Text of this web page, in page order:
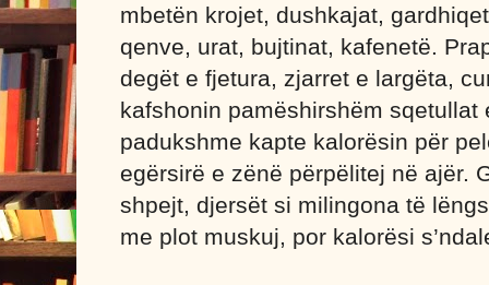
mbetën krojet, dushkajat,
qenve, urat, bujtinat, kafenetë.
degët e fjetura, zjarret e largëta,
kafshonin pamëshirshëm sqetullat
padukshme kapte kalorësin për
egërsirë e zënë përpëlitej në ajër.
shpejt, djersët si milingona të
me plot muskuj, por kalorësi